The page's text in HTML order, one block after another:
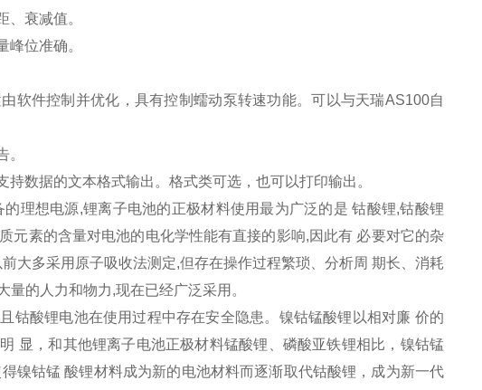
衰减值。
位准确。
软件控制并优化，具有控制蠕动泵转速功能。可以与天瑞AS100自
数据的文本格式输出。格式类可选，也可以打印输出。
理想电源,锂离子电池的正极材料使用最为广泛的是 钴酸锂,钴酸锂
元素的含量对电池的电化学性能有直接的影响,因此有 必要对它的杂
大多采用原子吸收法测定,但存在操作过程繁琐、分析周 期长、消耗
的人力和物力,现在已经广泛采用。
钴酸锂电池在使用过程中存在安全隐患。镍钴锰酸锂以相对廉 价的
显，和其他锂离子电池正极材料锰酸锂、磷酸亚铁锂相比，镍钴锰
镍钴锰 酸锂材料成为新的电池材料而逐渐取代钴酸锂，成为新一代